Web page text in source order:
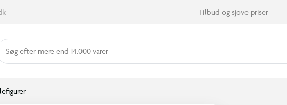
Tilbud og sjove priser
mere end 14.000 varer